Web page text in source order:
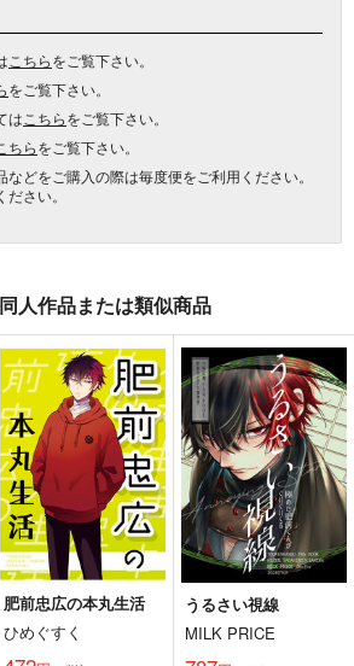
こちらをご覧下さい。
をご覧下さい。
は こちらをご覧下さい。
ちらをご覧下さい。
どをご購入の際は毎度便をご利用ください。
さい。
人作品または類似商品
肥前忠広の本丸生活
ひめぐすく
うるさい視線
MILK PRICE